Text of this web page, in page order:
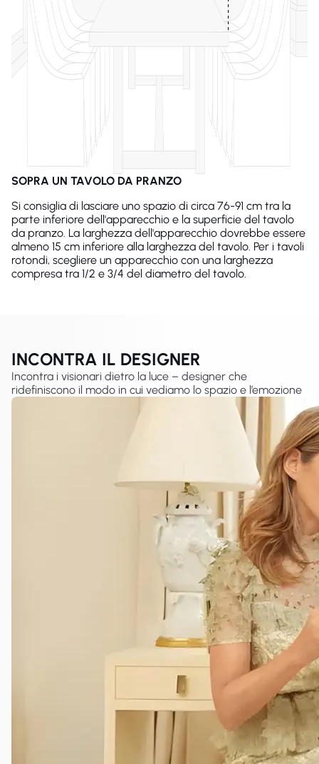
SOPRA UN TAVOLO DA PRANZO
Si consiglia di lasciare uno spazio di circa 76-91 cm tra la
parte inferiore dell'apparecchio e la superficie del tavolo
da pranzo. La larghezza dell'apparecchio dovrebbe essere
almeno 15 cm inferiore alla larghezza del tavolo. Per i tavoli
rotondi, scegliere un apparecchio con una larghezza
compresa tra 1/2 e 3/4 del diametro del tavolo.
INCONTRA IL DESIGNER
Incontra i visionari dietro la luce – designer che
ridefiniscono il modo in cui vediamo lo spazio e l’emozione